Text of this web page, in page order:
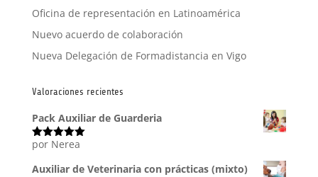
Oficina de representación en Latinoamérica
Nuevo acuerdo de colaboración
Nueva Delegación de Formadistancia en Vigo
Valoraciones recientes
Pack Auxiliar de Guarderia
Valorado
por Nerea
Auxiliar de Veterinaria con prácticas (mixto)